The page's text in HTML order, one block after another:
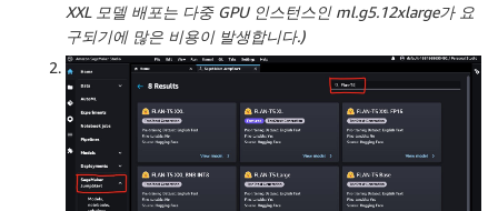
XXL 모델 배포는 다중 GPU 인스턴스인 ml.g5.12xlarge가 요
구되기에 많은 비용이 발생합니다.)